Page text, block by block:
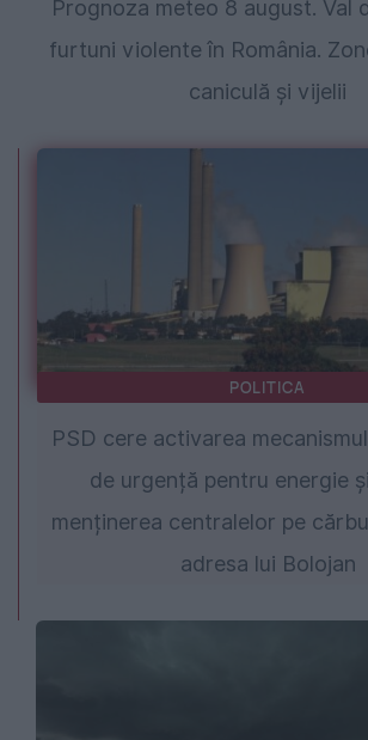
Prognoza meteo 8 august. Val
furtuni violente în România.
caniculă și vijelii
POLITICA
PSD cere activarea
de urgență pentru energie
menținerea centralelor pe
adresa lui Bolojan